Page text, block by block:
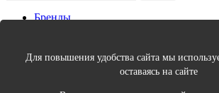
Бренды
Спальня
Для повышения удобства сайта мы
оставаясь на сайте